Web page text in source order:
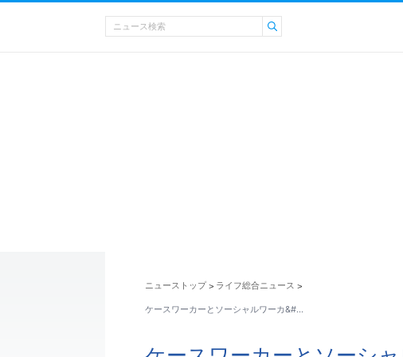
ニューストップ > ライフ総合ニュース >
ケースワーカーとソーシャルワーカ&#…